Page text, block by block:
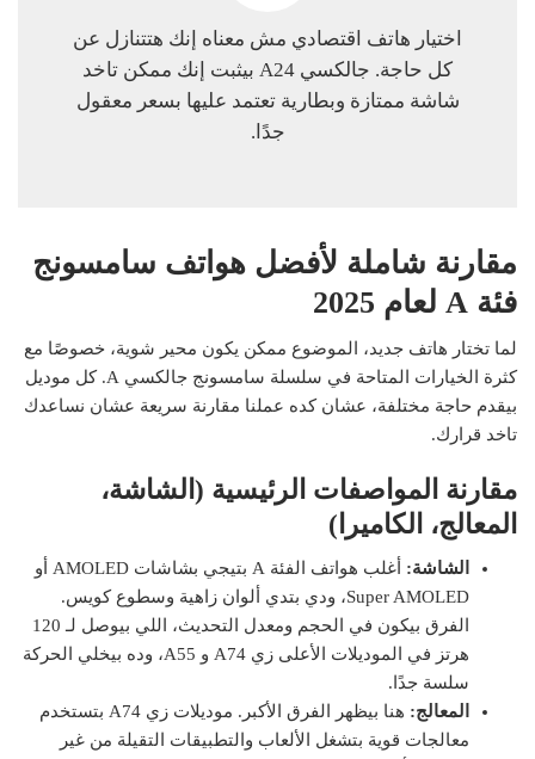
اختيار هاتف اقتصادي مش معناه إنك هتتنازل عن
كل حاجة. جالكسي A24 بيثبت إنك ممكن تاخد
شاشة ممتازة وبطارية تعتمد عليها بسعر معقول
جدًا.
مقارنة شاملة لأفضل هواتف سامسونج
فئة A لعام 2025
لما تختار هاتف جديد، الموضوع ممكن يكون محير شوية، خصوصًا مع
كثرة الخيارات المتاحة في سلسلة سامسونج جالكسي A. كل موديل
بيقدم حاجة مختلفة، عشان كده عملنا مقارنة سريعة عشان نساعدك
تاخد قرارك.
مقارنة المواصفات الرئيسية (الشاشة،
المعالج، الكاميرا)
الشاشة:
أغلب هواتف الفئة A بتيجي بشاشات AMOLED أو
Super AMOLED، ودي بتدي ألوان زاهية وسطوع كويس.
الفرق بيكون في الحجم ومعدل التحديث، اللي بيوصل لـ 120
هرتز في الموديلات الأعلى زي A74 و A55، وده بيخلي الحركة
سلسة جدًا.
المعالج:
هنا بيظهر الفرق الأكبر. موديلات زي A74 بتستخدم
معالجات قوية بتشغل الألعاب والتطبيقات التقيلة من غير